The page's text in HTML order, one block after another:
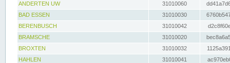
ANDERTEN UW
31010060
BAD ESSEN
31010030
BERENBUSCH
31010042
BRAMSCHE
31010020
BROXTEN
31010032
HAHLEN
31010041